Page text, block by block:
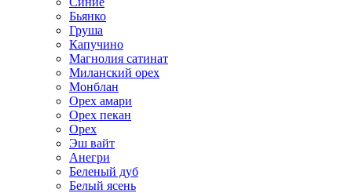
Бьянко
Груша
Капучино
Магнолия сатинат
Миланский орех
Монблан
Орех амари
Орех пекан
Орех
Эш вайт
Анегри
Беленый дуб
Белый ясень